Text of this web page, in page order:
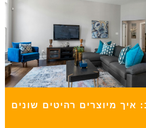
מיוצרים רהיטים שונים